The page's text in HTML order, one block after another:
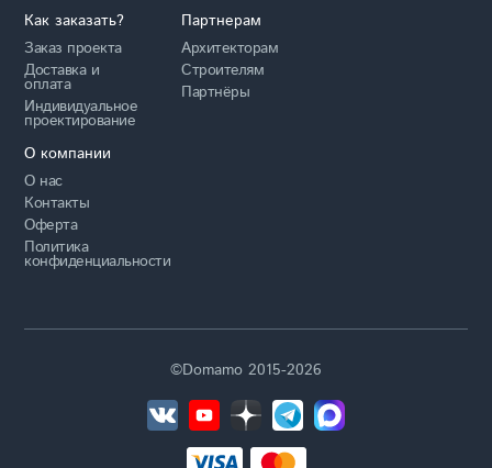
Как заказать?
Заказ проекта
Доставка и
оплата
Индивидуальное
проектирование
Партнерам
Архитекторам
Строителям
Партнёры
О компании
О нас
Контакты
Оферта
Политика
конфиденциальности
©Domamo 2015-2026